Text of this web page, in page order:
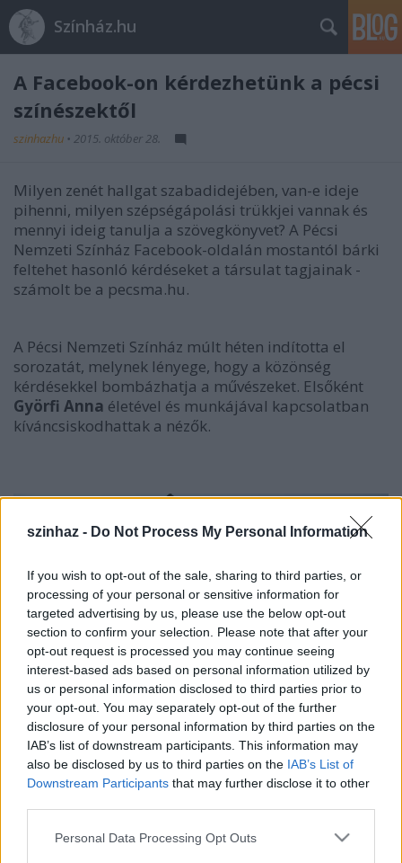
szinhaz - Do Not Process My Personal Information
If you wish to opt-out of the sale, sharing to third parties, or
processing of your personal or sensitive information for
targeted advertising by us, please use the below opt-out
section to confirm your selection. Please note that after your
opt-out request is processed you may continue seeing
interest-based ads based on personal information utilized by
us or personal information disclosed to third parties prior to
your opt-out. You may separately opt-out of the further
disclosure of your personal information by third parties on the
IAB’s list of downstream participants. This information may
also be disclosed by us to third parties on the IAB’s List of
Downstream Participants that may further disclose it to other
Please note that this website/app uses one or more Google
Personal Data Processing Opt Outs
Színház.hu
A Facebook-on kérdezhetünk a pécsi
színészektől
szinhazhu • 2015. október 28.
Milyen zenét hallgat szabadidejében, van-e ideje
pihenni, milyen szépségápolási trükkjei vannak és
mennyi ideig tanulja a szövegkönyvet? A Pécsi
Nemzeti Színház Facebook-oldalán mostantól bárki
feltehet hasonló kérdéseket a társulat tagjainak -
számolt be a pecsma.hu.
A Pécsi Nemzeti Színház múlt héten indította el
sorozatát, melynek lényege, hogy a közönség
kérdésekkel bombázhatja a művészeket. Elsőként
Györfi Anna életével és munkájával kapcsolatban
kíváncsiskodhattak a nézők.
portálnak elmondta, többször érkezik a nézőktől levél, melyben